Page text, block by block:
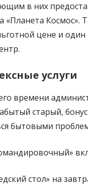
в них
«Планета Космос».
цене и один
услуги
времени
старый,
бытовыми
стол» на